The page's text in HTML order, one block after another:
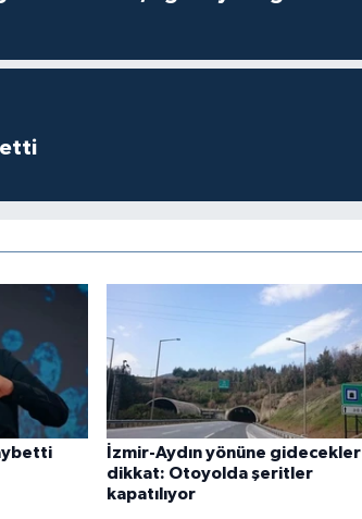
İzmir-Aydın yönüne gidecekler
dikkat: Otoyolda şeritler
kapatılıyor